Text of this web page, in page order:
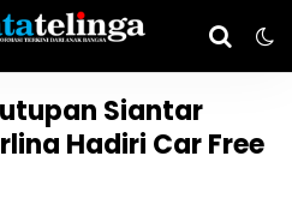
Siantar
Hadiri Car Free